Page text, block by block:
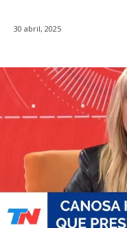
30 abril, 2025